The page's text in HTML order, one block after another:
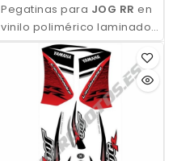
Pegatinas para JOG RR en
vinilo polimérico laminado,
impresas con tinta
ecosolvente. Alta
resistencia, acabado
profesional y opción de
personalización.